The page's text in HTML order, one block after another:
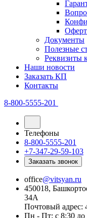
Документы
Полезные
Реквизиты
Наши новости
Заказать КП
Контакты
8-800-5555-201
Телефоны
8-800-5555-201
+7-347-29-59-103
Заказать звонок
office@vitsyan.ru
450018,
34А
Почтовый адрес:
Пн - Пт: с 8:30 до